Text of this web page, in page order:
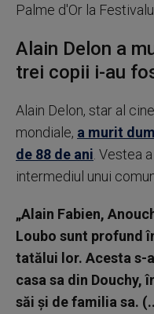
Palme d'Or la
Alain Delon a
trei copii i-au
Alain Delon, star al
mondiale, a murit
de 88 de ani . Vestea
intermediul unui
„Alain Fabien,
Loubo sunt profund
tatălui lor. Acesta s-
casa sa din Douchy,
săi şi de familia sa.